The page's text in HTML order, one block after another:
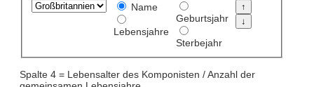
Name
Lebensjahre
Geburtsjahr
Sterbejahr
Spalte 4 = Lebensalter des Komponisten / Anzahl der